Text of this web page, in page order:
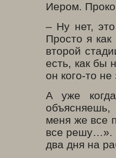
Иером.
– Ну нет,
Просто я
второй
есть, как бы
он кого-то
А уже
меня же все
все решу…».
два дня на